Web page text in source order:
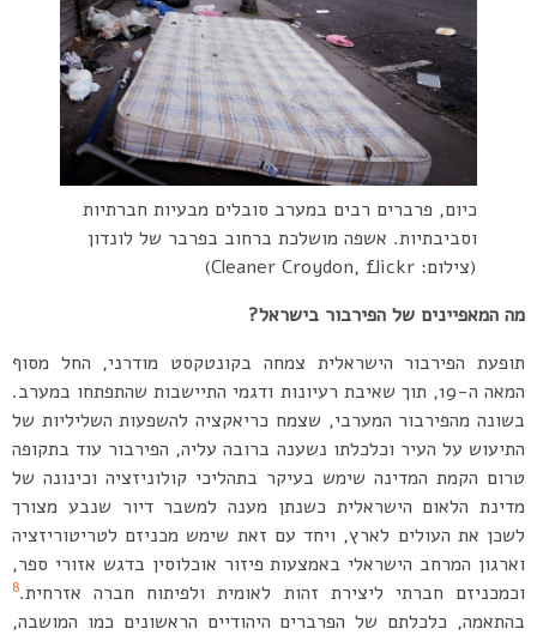
כיום, פרברים רבים במערב סובלים מבעיות חברתיות
וסביבתיות. אשפה מושלכת ברחוב בפרבר של לונדון
(צילום: Cleaner Croydon, flickr)
מה המאפיינים של הפירבור בישראל?
תופעת הפירבור הישראלית צמחה בקונטקסט מודרני, החל מסוף
המאה ה-19, תוך שאיבת רעיונות ודגמי התיישבות שהתפתחו במערב.
בשונה מהפירבור המערבי, שצמח כריאקציה להשפעות השליליות של
התיעוש על העיר וכלכלתו נשענה ברובה עליה, הפירבור עוד בתקופה
טרום הקמת המדינה שימש בעיקר בתהליכי קולוניזציה וכינונה של
מדינת הלאום הישראלית כשנתן מענה למשבר דיור שנבע מצורך
לשכן את העולים לארץ, ויחד עם זאת שימש מכניזם לטריטוריזציה
וארגון המרחב הישראלי באמצעות פיזור אוכלוסין בדגש אזורי ספר,
וכמכניזם חברתי ליצירת זהות לאומית ולפיתוח חברה אזרחית.8
בהתאמה, כלכלתם של הפרברים היהודיים הראשונים כמו המושבה,